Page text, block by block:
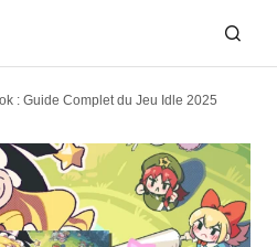
: Guide Complet du Jeu Idle 2025